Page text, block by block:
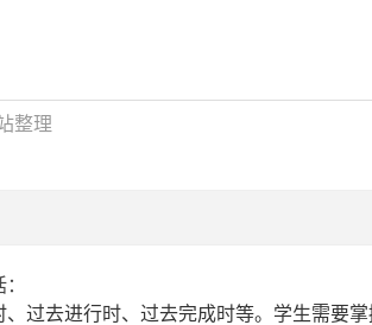
整理
过去进行时、过去完成时等。学生需要